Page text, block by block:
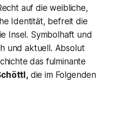
auf die weibliche,
Identität, befreit die
Insel. Symbolhaft und
und aktuell. Absolut
das fulminante
die im Folgenden